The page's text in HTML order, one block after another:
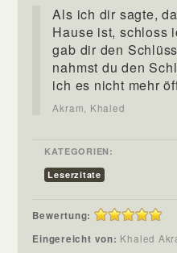
Als ich dir sagte,
Hause ist, schloss
gab dir den
nahmst du den
ich es nicht mehr
Akram, Khaled
KATEGORIEN:
Leserzitate
Bewertung:
Eingereicht von: Khaled